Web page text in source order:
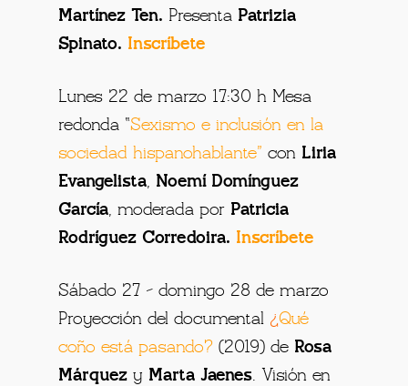
Martínez Ten. Presenta Patrizia
Spinato. Inscríbete
Lunes 22 de marzo 17:30 h Mesa
redonda “Sexismo e inclusión en la
sociedad hispanohablante” con Liria
Evangelista, Noemí Domínguez
García, moderada por Patricia
Rodríguez Corredoira. Inscríbete
Sábado 27 – domingo 28 de marzo
Proyección del documental ¿Qué
coño está pasando? (2019) de Rosa
Márquez y Marta Jaenes. Visión en